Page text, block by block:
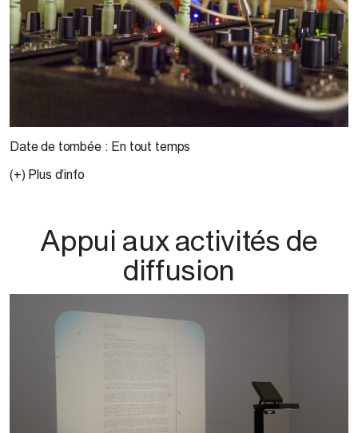
Date de tombée : En tout temps
(+) Plus d’info
Appui aux activités de
diffusion